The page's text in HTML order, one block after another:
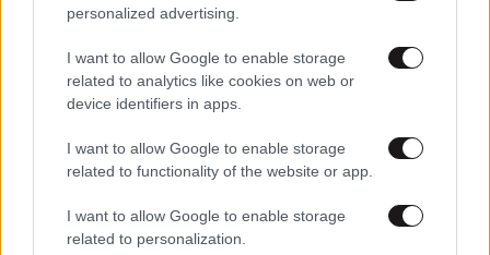
personalized advertising.
I want to allow Google to enable storage
related to analytics like cookies on web or
device identifiers in apps.
I want to allow Google to enable storage
related to functionality of the website or app.
I want to allow Google to enable storage
related to personalization.